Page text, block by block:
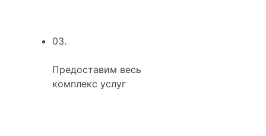
03.
Предоставим весь
комплекс услуг